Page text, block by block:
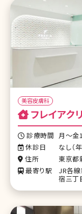
美容皮膚科
フレイアク
診療時間 月～金
休診日
なし（
住所
東京都
最寄り駅
JR各
宿三丁